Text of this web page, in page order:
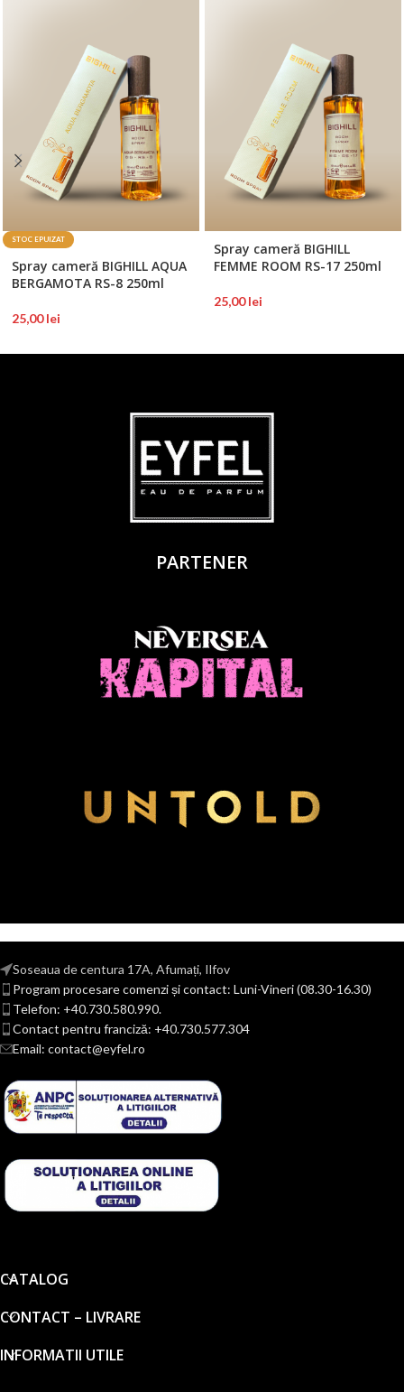
STOC EPUIZAT
Spray cameră BIGHILL AQUA
BERGAMOTA RS-8 250ml
25,00lei
Spray cameră BIGHILL
FEMME ROOM RS-17 250ml
25,00lei
PARTENER
Soseaua de centura 17A, Afumați, Ilfov
Program procesare comenzi și contact: Luni-Vineri (08.30-16.30)
Telefon: +40.730.580.990.
Contact pentru franciză: +40.730.577.304
Email: contact@eyfel.ro
CATALOG
CONTACT – LIVRARE
INFORMATII UTILE